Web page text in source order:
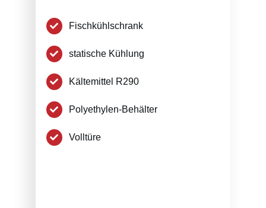
Fischkühlschrank
statische Kühlung
Kältemittel R290
Polyethylen-Behälter
Volltüre